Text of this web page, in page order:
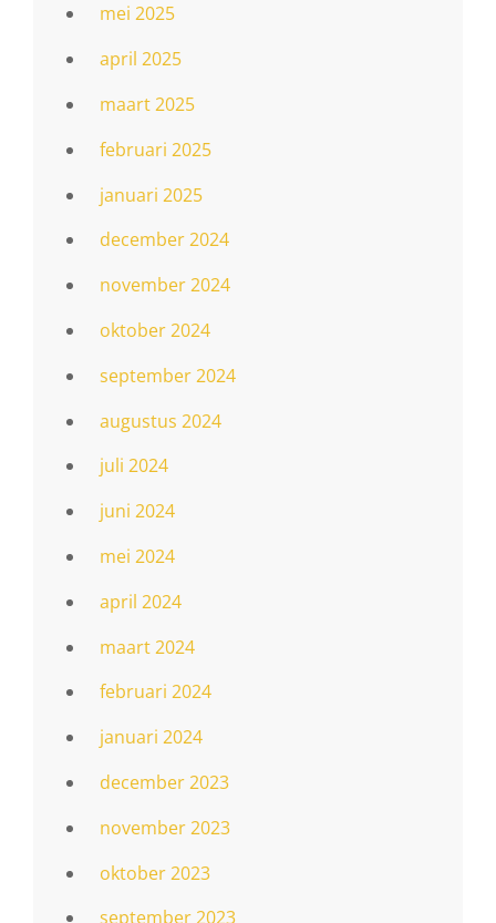
mei 2025
april 2025
maart 2025
februari 2025
januari 2025
december 2024
november 2024
oktober 2024
september 2024
augustus 2024
juli 2024
juni 2024
mei 2024
april 2024
maart 2024
februari 2024
januari 2024
december 2023
november 2023
oktober 2023
september 2023